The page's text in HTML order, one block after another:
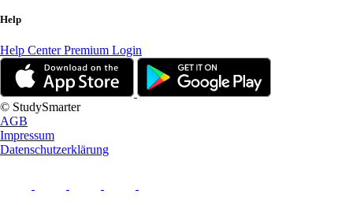
Help
Help CenterPremium Login
© StudySmarter
AGB
Impressum
Datenschutzerklärung